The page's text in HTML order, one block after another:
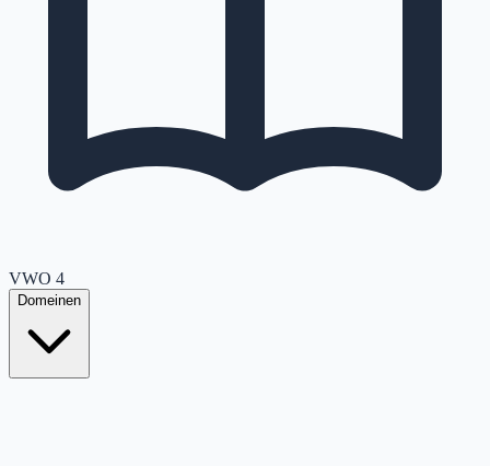
VWO 4
Domeinen